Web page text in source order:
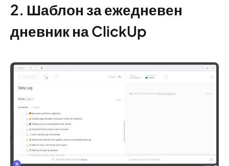
2. Шаблон за ежедневен
дневник на ClickUp